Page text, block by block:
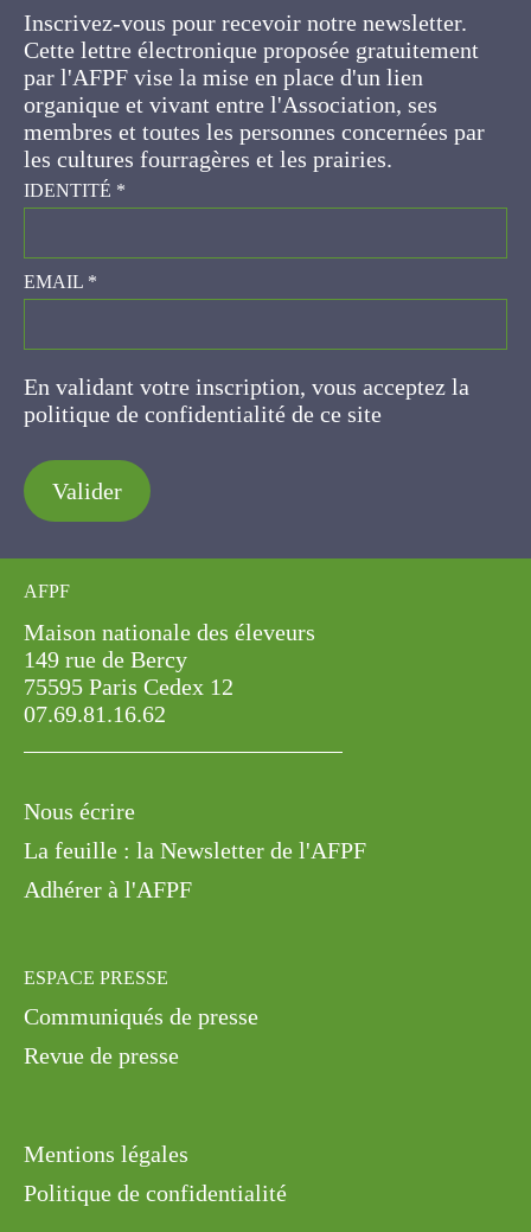
Cette lettre électronique proposée
gratuitement par l'AFPF vise la mise en place
d'un lien organique et vivant entre l'Association,
ses membres et toutes les personnes
concernées par les cultures fourragères et les
prairies.
IDENTITÉ*
EMAIL*
En validant votre inscription, vous acceptez la
politique de confidentialité de ce site
Valider
AFPF
Maison nationale des éleveurs
149 rue de Bercy
75595 Paris Cedex 12
07.69.81.16.62
Nous écrire
La feuille : la Newsletter de l'AFPF
Adhérer à l'AFPF
ESPACE PRESSE
Communiqués de presse
Revue de presse
Mentions légales
Politique de confidentialité